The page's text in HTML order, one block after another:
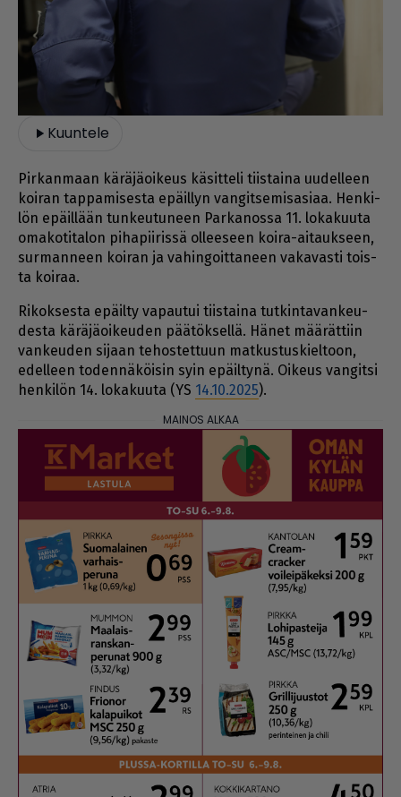
Kuuntele
Pir­kan­maan kä­rä­jä­oi­keus kä­sit­te­li tiis­tai­na uu­del­leen
koi­ran tap­pa­mi­ses­ta epäil­lyn van­git­se­mi­sa­si­aa. Hen­ki­
lön epäil­lään tun­keu­tu­neen Par­ka­nos­sa 11. lo­ka­kuu­ta
oma­ko­ti­ta­lon pi­ha­pii­ris­sä ol­lee­seen koi­ra-ai­tauk­seen,
sur­man­neen koi­ran ja va­hin­goit­ta­neen va­ka­vas­ti tois­
ta koi­raa.
Ri­kok­ses­ta epäil­ty va­pau­tui tiis­tai­na tut­kin­ta­van­keu­
des­ta kä­rä­jä­oi­keu­den pää­tök­sel­lä. Hä­net mää­rät­tiin
van­keu­den si­jaan te­hos­tet­tuun mat­kus­tus­kiel­toon,
edel­leen to­den­nä­köi­sin syin epäil­ty­nä. Oi­keus van­git­si
hen­ki­lön 14. lo­ka­kuu­ta (YS 14.10.2025).